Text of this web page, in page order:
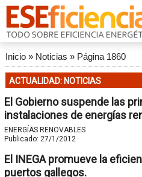
Inicio» Noticias » Página 1860
ACTUALIDAD: NOTICIAS
El Gobierno suspende las
instalaciones de energías
ENERGÍAS RENOVABLES
Publicado: 27/1/2012
El INEGA promueve la
puertos gallegos.